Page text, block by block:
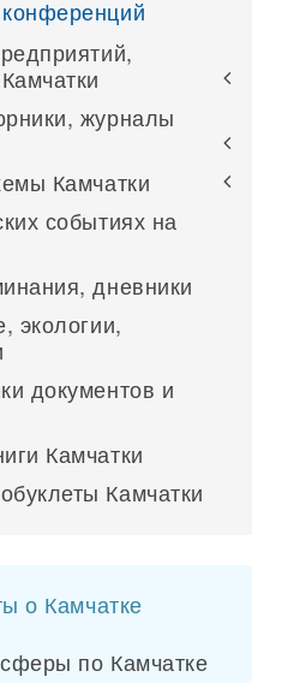
журналы
Камчатки
событиях на
дневники
экологии,
документов и
Камчатки
Камчатки
о Камчатке
по Камчатке